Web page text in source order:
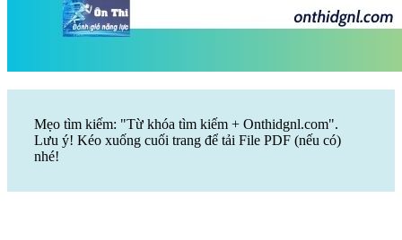
Mẹo tìm kiếm: "Từ khóa tìm kiếm + Onthidgnl.com".
Lưu ý! Kéo xuống cuối trang để tải File PDF (nếu có)
nhé!